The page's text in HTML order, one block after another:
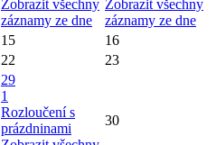
Zobrazit všechny
záznamy ze dne
Zobrazit všechny
záznamy ze dne
15
16
22 23
29
1
Rozloučení s
prázdninami
30